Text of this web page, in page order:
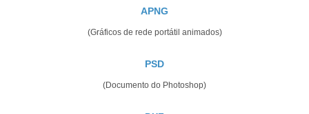
APNG
(Gráficos de rede portátil animados)
PSD
(Documento do Photoshop)